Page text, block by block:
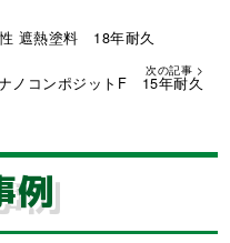
遮熱塗料 18年耐久
次の記事 >
ノコンポジットF 15年耐久
例